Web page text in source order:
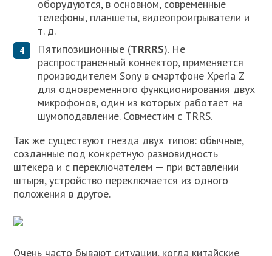
оборудуются, в основном, современные
телефоны, планшеты, видеопроигрыватели и
т. д.
Пятипозиционные (TRRRS). Не
распространенный коннектор, применяется
производителем Sony в смартфоне Xperia Z
для одновременного функционирования двух
микрофонов, один из которых работает на
шумоподавление. Совместим с TRRS.
Так же существуют гнезда двух типов: обычные,
созданные под конкретную разновидность
штекера и с переключателем — при вставлении
штыря, устройство переключается из одного
положения в другое.
Очень часто бывают ситуации, когда китайские